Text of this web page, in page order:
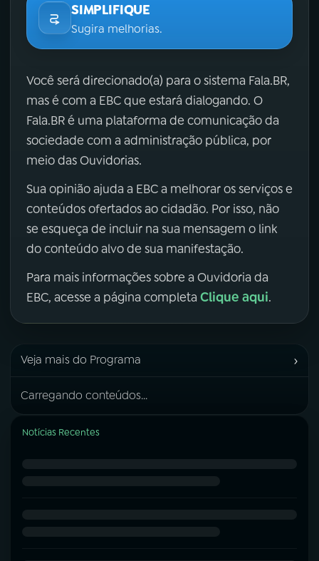
SIMPLIFIQUE
Sugira melhorias.
Você será direcionado(a) para o sistema Fala.BR,
mas é com a EBC que estará dialogando. O
Fala.BR é uma plataforma de comunicação da
sociedade com a administração pública, por
meio das Ouvidorias.
Sua opinião ajuda a EBC a melhorar os serviços e
conteúdos ofertados ao cidadão. Por isso, não
se esqueça de incluir na sua mensagem o link
do conteúdo alvo de sua manifestação.
Para mais informações sobre a Ouvidoria da
EBC, acesse a página completa Clique aqui.
Veja mais do Programa ›
Carregando conteúdos...
Notícias Recentes